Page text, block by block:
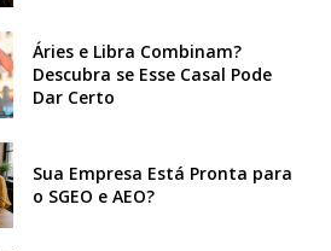
Áries e Libra Combinam?
Descubra se Esse Casal Pode
Dar Certo
Sua Empresa Está Pronta para
o SGEO e AEO?